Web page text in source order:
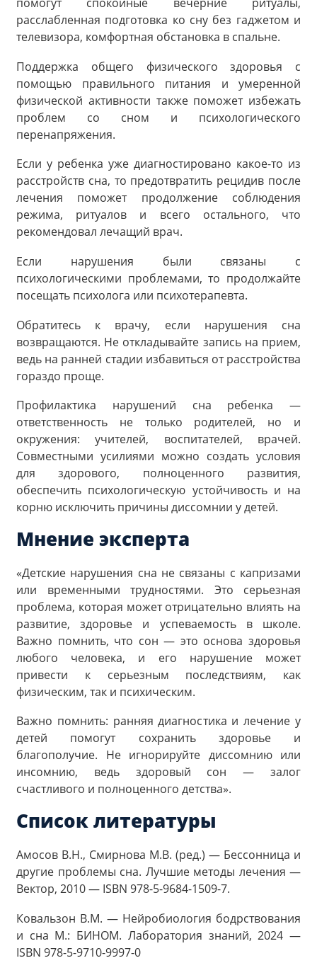
расслабленная подготовка ко сну без гаджетом и
телевизора, комфортная обстановка в спальне.
Поддержка общего физического здоровья с
помощью правильного питания и умеренной
физической активности также поможет избежать
проблем со сном и психологического
перенапряжения.
Если у ребенка уже диагностировано какое-то из
расстройств сна, то предотвратить рецидив после
лечения поможет продолжение соблюдения
режима, ритуалов и всего остального, что
рекомендовал лечащий врач.
Если нарушения были связаны с
психологическими проблемами, то продолжайте
посещать психолога или психотерапевта.
Обратитесь к врачу, если нарушения сна
возвращаются. Не откладывайте запись на прием,
ведь на ранней стадии избавиться от расстройства
гораздо проще.
Профилактика нарушений сна ребенка —
ответственность не только родителей, но и
окружения: учителей, воспитателей, врачей.
Совместными усилиями можно создать условия
для здорового, полноценного развития,
обеспечить психологическую устойчивость и на
корню исключить причины диссомнии у детей.
Мнение эксперта
«Детские нарушения сна не связаны с капризами
или временными трудностями. Это серьезная
проблема, которая может отрицательно влиять на
развитие, здоровье и успеваемость в школе.
Важно помнить, что сон — это основа здоровья
любого человека, и его нарушение может
привести к серьезным последствиям, как
физическим, так и психическим.
Важно помнить: ранняя диагностика и лечение у
детей помогут сохранить здоровье и
благополучие. Не игнорируйте диссомнию или
инсомнию, ведь здоровый сон — залог
счастливого и полноценного детства».
Список литературы
Амосов В.Н., Смирнова М.В. (ред.) — Бессонница и
другие проблемы сна. Лучшие методы лечения —
Вектор, 2010 — ISBN 978-5-9684-1509-7.
Ковальзон В.М. — Нейробиология бодрствования
и сна М.: БИНОМ. Лаборатория знаний, 2024 —
ISBN 978-5-9710-9997-0